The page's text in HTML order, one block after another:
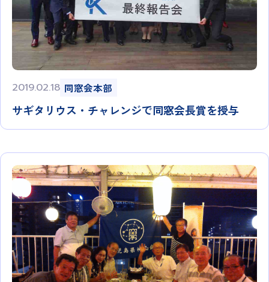
2019.02.18 同窓会本部
サギタリウス・チャレンジで同窓会長賞を授与